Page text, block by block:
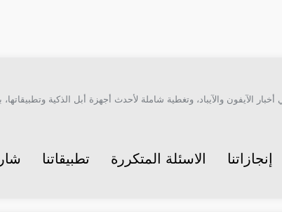
الآيفون والآيباد، وتغطية شاملة لأحدث أجهزة أبل الذكية وتطبيقاتها،
إنجازاتنا الاسئلة المتكررة تطبيقاتنا